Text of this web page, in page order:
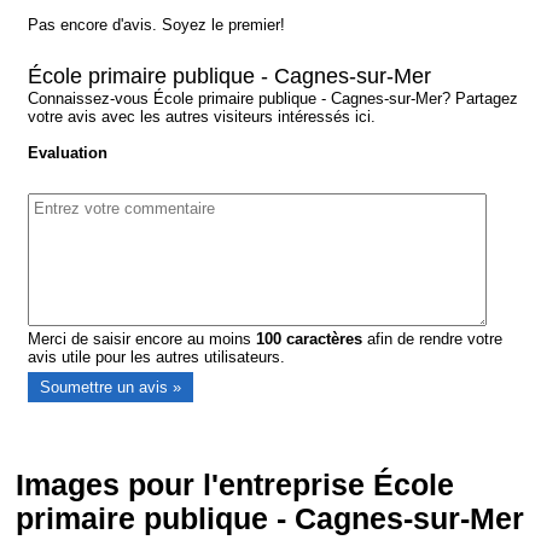
Pas encore d'avis. Soyez le premier!
École primaire publique - Cagnes-sur-Mer
Connaissez-vous École primaire publique - Cagnes-sur-Mer? Partagez
votre avis avec les autres visiteurs intéressés ici.
Evaluation
Merci de saisir encore au moins100 caractères afin de rendre votre
avis utile pour les autres utilisateurs.
Images pour l'entreprise École
primaire publique - Cagnes-sur-Mer